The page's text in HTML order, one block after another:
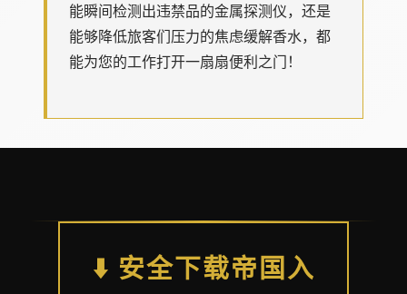
能瞬间检测出违禁品的金属探测仪，还是
能够降低旅客们压力的焦虑缓解香水，都
能为您的工作打开一扇扇便利之门！
⬇️ 安全下载帝国入